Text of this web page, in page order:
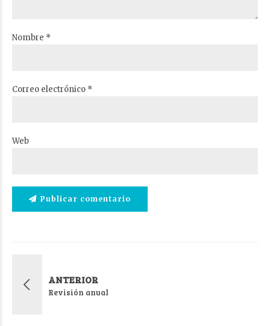
Nombre *
Correo electrónico *
Web
Publicar comentario
ANTERIOR
Revisión anual